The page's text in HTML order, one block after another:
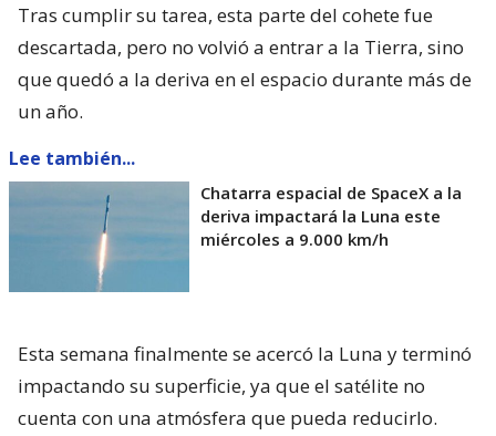
Tras cumplir su tarea, esta parte del cohete fue
descartada, pero no volvió a entrar a la Tierra, sino
que quedó a la deriva en el espacio durante más de
un año.
Lee también...
Chatarra espacial de SpaceX a la
deriva impactará la Luna este
miércoles a 9.000 km/h
Esta semana finalmente se acercó la Luna y terminó
impactando su superficie, ya que el satélite no
cuenta con una atmósfera que pueda reducirlo.